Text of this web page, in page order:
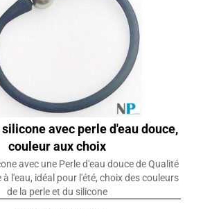
avec perle d'eau douce,
couleur aux choix
avec une Perle d'eau douce de Qualité
l'eau, idéal pour l'été, choix des couleurs
de la perle et du silicone